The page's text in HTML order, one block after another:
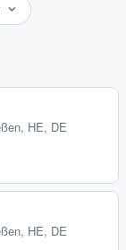
HE, DE
HE, DE